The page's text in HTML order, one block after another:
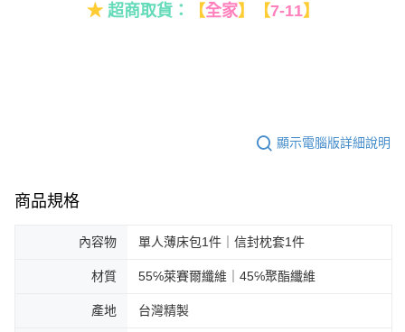
★ 超商取貨： 【全家】 【7-11】
顯示電腦版詳細說明
商品規格
內容物 單人薄床包1件｜信封枕套1件
材質 55℅萊賽爾纖維｜45℅聚酯纖維
產地 台灣精製